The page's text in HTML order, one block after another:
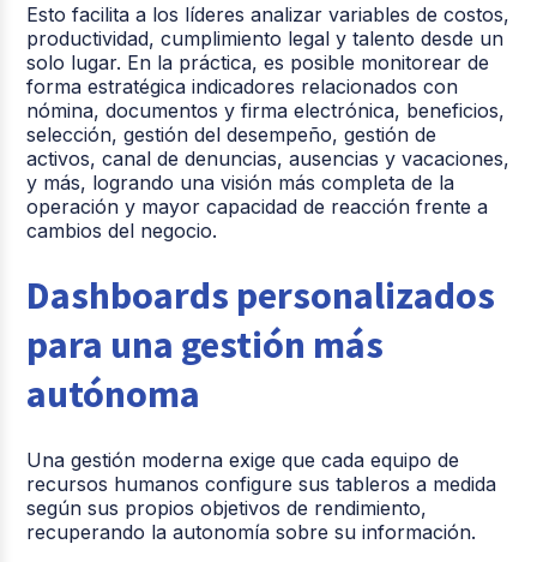
Esto facilita a los líderes analizar variables de costos,
productividad, cumplimiento legal y talento desde un
solo lugar. En la práctica, es posible monitorear de
forma estratégica indicadores relacionados con
nómina, documentos y firma electrónica, beneficios,
selección, gestión del desempeño, gestión de
activos, canal de denuncias, ausencias y vacaciones,
y más, logrando una visión más completa de la
operación y mayor capacidad de reacción frente a
cambios del negocio.
Dashboards personalizados
para una gestión más
autónoma
Una gestión moderna exige que cada equipo de
recursos humanos configure sus tableros a medida
según sus propios objetivos de rendimiento,
recuperando la autonomía sobre su información.